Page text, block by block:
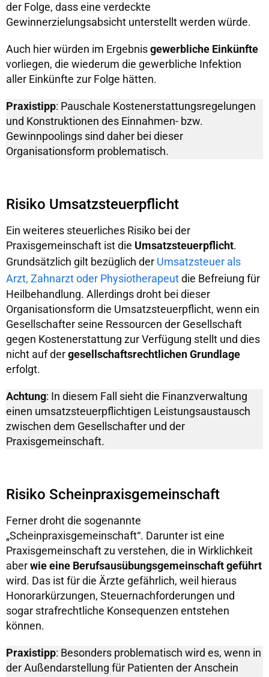
der Folge, dass eine verdeckte
Gewinnerzielungsabsicht unterstellt werden würde.
Auch hier würden im Ergebnis gewerbliche Einkünfte
vorliegen, die wiederum die gewerbliche Infektion
aller Einkünfte zur Folge hätten.
Praxistipp: Pauschale Kostenerstattungsregelungen
und Konstruktionen des Einnahmen- bzw.
Gewinnpoolings sind daher bei dieser
Organisationsform problematisch.
Risiko Umsatzsteuerpflicht
Ein weiteres steuerliches Risiko bei der
Praxisgemeinschaft ist die Umsatzsteuerpflicht.
Grundsätzlich gilt bezüglich der Umsatzsteuer als
Arzt, Zahnarzt oder Physiotherapeut die Befreiung für
Heilbehandlung. Allerdings droht bei dieser
Organisationsform die Umsatzsteuerpflicht, wenn ein
Gesellschafter seine Ressourcen der Gesellschaft
gegen Kostenerstattung zur Verfügung stellt und dies
nicht auf der gesellschaftsrechtlichen Grundlage
erfolgt.
Achtung: In diesem Fall sieht die Finanzverwaltung
einen umsatzsteuerpflichtigen Leistungsaustausch
zwischen dem Gesellschafter und der
Praxisgemeinschaft.
Risiko Scheinpraxisgemeinschaft
Ferner droht die sogenannte
„Scheinpraxisgemeinschaft“. Darunter ist eine
Praxisgemeinschaft zu verstehen, die in Wirklichkeit
aber wie eine Berufsausübungsgemeinschaft geführt
wird. Das ist für die Ärzte gefährlich, weil hieraus
Honorarkürzungen, Steuernachforderungen und
sogar strafrechtliche Konsequenzen entstehen
können.
Praxistipp: Besonders problematisch wird es, wenn in
der Außendarstellung für Patienten der Anschein